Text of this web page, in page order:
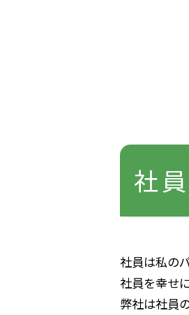
社
社員は私の
社員を幸せ
弊社は社員